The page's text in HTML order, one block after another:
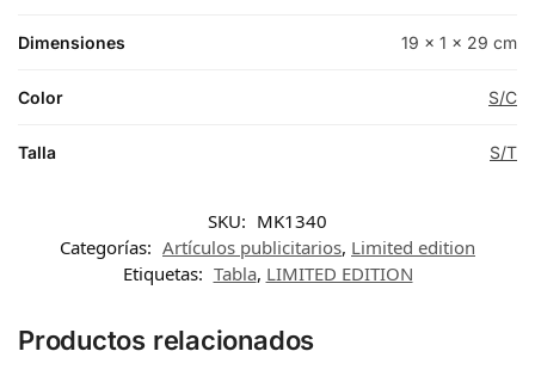
Dimensiones 19 × 1 × 29 cm
Color S/C
Talla S/T
SKU: MK1340
Categorías: Artículos publicitarios, Limited edition
Etiquetas: Tabla, LIMITED EDITION
Productos relacionados